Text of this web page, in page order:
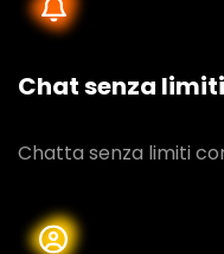
Chat senza limiti
Chatta senza limiti